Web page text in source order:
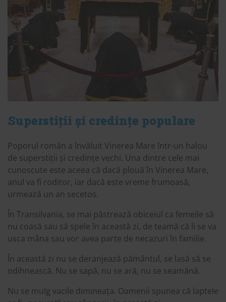
Superstiții și credințe populare
Poporul român a învăluit Vinerea Mare într-un halou
de superstiții și credințe vechi. Una dintre cele mai
cunoscute este aceea că dacă plouă în Vinerea Mare,
anul va fi roditor, iar dacă este vreme frumoasă,
urmează un an secetos.
În Transilvania, se mai păstrează obiceiul ca femeile să
nu coasă sau să spele în această zi, de teamă că li se va
usca mâna sau vor avea parte de necazuri în familie.
În această zi nu se deranjează pământul, se lasă să se
odihnească. Nu se sapă, nu se ară, nu se seamănă.
Nu se mulg vacile dimineața. Oamenii spunea că laptele